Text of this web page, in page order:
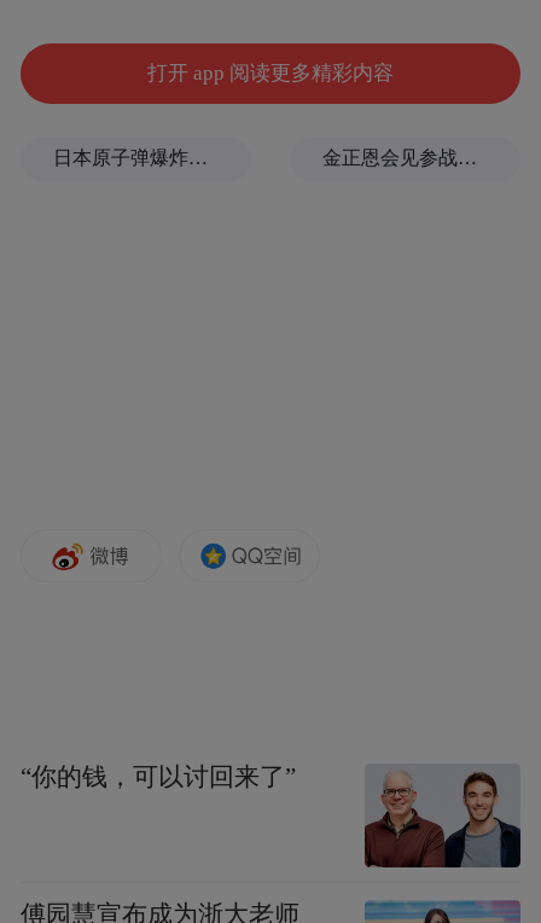
打开 app 阅读更多精彩内容
日本原子弹爆炸亲历者警告高市：想通过战争成为大国，这种想法本身就是错误的 金正恩会见参战老兵和战时立功者
“你的钱，可以讨回来了”
傅园慧宣布成为浙大老师